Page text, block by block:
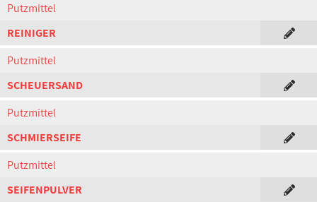
Putzmittel
REINIGER
Putzmittel
SCHEUERSAND
Putzmittel
SCHMIERSEIFE
Putzmittel
SEIFENPULVER